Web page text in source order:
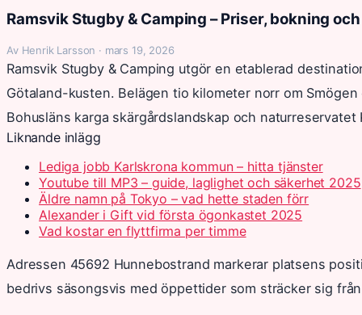
Ramsvik Stugby & Camping – Priser, bokning
Av Henrik Larsson · mars 19, 2026
Ramsvik Stugby & Camping utgör en etablerad
Götaland-kusten. Belägen tio kilometer norr om
Bohusläns karga skärgårdslandskap och
Liknande inlägg
Lediga jobb Karlskrona kommun – hitta tjänster
Youtube till MP3 – guide, laglighet och säkerhet 2025
Äldre namn på Tokyo – vad hette staden förr
Alexander i Gift vid första ögonkastet 2025
Vad kostar en flyttfirma per timme
Adressen 45692 Hunnebostrand markerar platsens
bedrivs säsongsvis med öppettider som sträcker sig